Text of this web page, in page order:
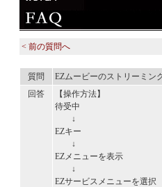
< 前の質問へ
質問
EZムービーのストリーミン
回答
【操作方法】
待受中
↓
EZキー
↓
EZメニューを表示
↓
EZサービスメニューを選択